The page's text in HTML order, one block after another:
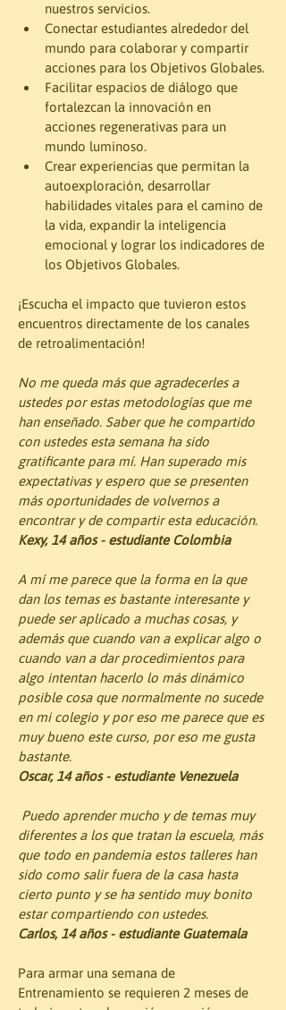
nuestros servicios.
Conectar estudiantes alrededor del
mundo para colaborar y compartir
acciones para los Objetivos Globales.
Facilitar espacios de diálogo que
fortalezcan la innovación en
acciones regenerativas para un
mundo luminoso.
Crear experiencias que permitan la
autoexploración, desarrollar
habilidades vitales para el camino de
la vida, expandir la inteligencia
emocional y lograr los indicadores de
los Objetivos Globales.
¡Escucha el impacto que tuvieron estos
encuentros directamente de los canales
de retroalimentación!
No me queda más que agradecerles a
ustedes por estas metodologías que me
han enseñado. Saber que he compartido
con ustedes esta semana ha sido
gratificante para mí. Han superado mis
expectativas y espero que se presenten
más oportunidades de volvernos a
encontrar y de compartir esta educación.
Kexy, 14 años - estudiante Colombia
A mí me parece que la forma en la que
dan los temas es bastante interesante y
puede ser aplicado a muchas cosas, y
además que cuando van a explicar algo o
cuando van a dar procedimientos para
algo intentan hacerlo lo más dinámico
posible cosa que normalmente no sucede
en mi colegio y por eso me parece que es
muy bueno este curso, por eso me gusta
bastante.
Oscar, 14 años - estudiante Venezuela
diferentes a los que tratan la escuela, más
que todo en pandemia estos talleres han
sido como salir fuera de la casa hasta
cierto punto y se ha sentido muy bonito
estar compartiendo con ustedes.
Carlos, 14 años - estudiante Guatemala
Para armar una semana de
Entrenamiento se requieren 2 meses de